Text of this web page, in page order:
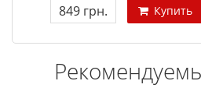
849 грн. Купить